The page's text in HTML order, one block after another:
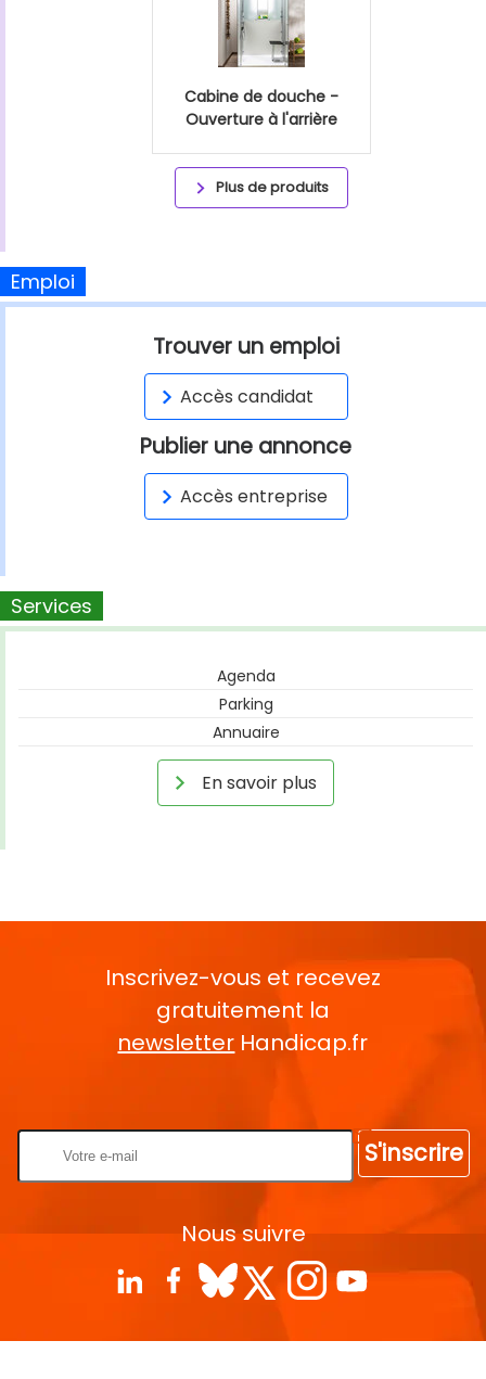
Cabine de douche -
Ouverture à l'arrière
Plus de produits
Emploi
Trouver un emploi
Accès candidat
Publier une annonce
Accès entreprise
Services
Agenda
Parking
Annuaire
En savoir plus
Inscrivez-vous et recevez
gratuitement la
newsletter Handicap.fr
S'inscrire
Nous suivre